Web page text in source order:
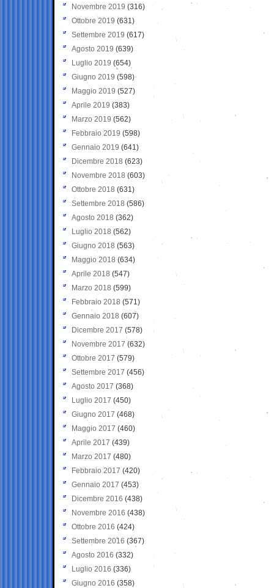
Novembre 2019 (316)
Ottobre 2019 (631)
Settembre 2019 (617)
Agosto 2019 (639)
Luglio 2019 (654)
Giugno 2019 (598)
Maggio 2019 (527)
Aprile 2019 (383)
Marzo 2019 (562)
Febbraio 2019 (598)
Gennaio 2019 (641)
Dicembre 2018 (623)
Novembre 2018 (603)
Ottobre 2018 (631)
Settembre 2018 (586)
Agosto 2018 (362)
Luglio 2018 (562)
Giugno 2018 (563)
Maggio 2018 (634)
Aprile 2018 (547)
Marzo 2018 (599)
Febbraio 2018 (571)
Gennaio 2018 (607)
Dicembre 2017 (578)
Novembre 2017 (632)
Ottobre 2017 (579)
Settembre 2017 (456)
Agosto 2017 (368)
Luglio 2017 (450)
Giugno 2017 (468)
Maggio 2017 (460)
Aprile 2017 (439)
Marzo 2017 (480)
Febbraio 2017 (420)
Gennaio 2017 (453)
Dicembre 2016 (438)
Novembre 2016 (438)
Ottobre 2016 (424)
Settembre 2016 (367)
Agosto 2016 (332)
Luglio 2016 (336)
Giugno 2016 (358)